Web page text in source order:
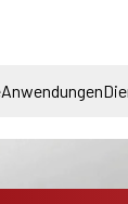
Anwendungen